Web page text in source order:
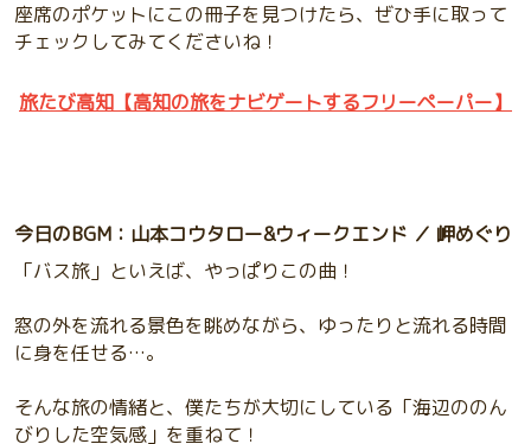
座席のポケットにこの冊子を見つけたら、ぜひ手に取って
チェックしてみてくださいね！
旅たび高知【高知の旅をナビゲートするフリーペーパー】
今日のBGM：山本コウタロー&ウィークエンド ／ 岬めぐり
「バス旅」といえば、やっぱりこの曲！
窓の外を流れる景色を眺めながら、ゆったりと流れる時間
に身を任せる…。
そんな旅の情緒と、僕たちが大切にしている「海辺ののん
びりした空気感」を重ねて！